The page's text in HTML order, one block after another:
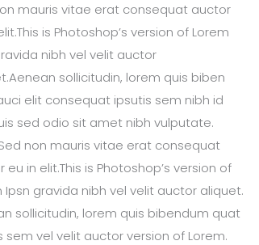
mauris vitae erat consequat auctor
is Photoshop’s version of Lorem
nibh vel velit auctor
sollicitudin, lorem quis biben
elit consequat ipsutis sem nibh id
sed odio sit amet nibh vulputate.
non mauris vitae erat consequat
eu in elit.This is Photoshop’s version of
Ipsn gravida nibh vel velit auctor aliquet.
sollicitudin, lorem quis bibendum quat
sem vel velit auctor version of Lorem.